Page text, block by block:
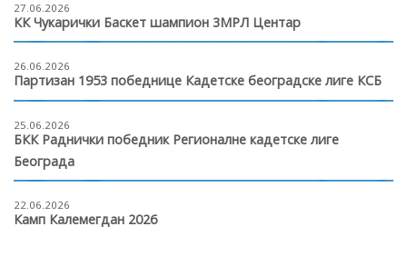
27.06.2026
КК Чукарички Баскет шампион 3МРЛ Центар
26.06.2026
Партизан 1953 победнице Кадетске београдске лиге КСБ
25.06.2026
БКК Раднички победник Регионалне кадетске лиге
Београда
22.06.2026
Камп Калемегдан 2026